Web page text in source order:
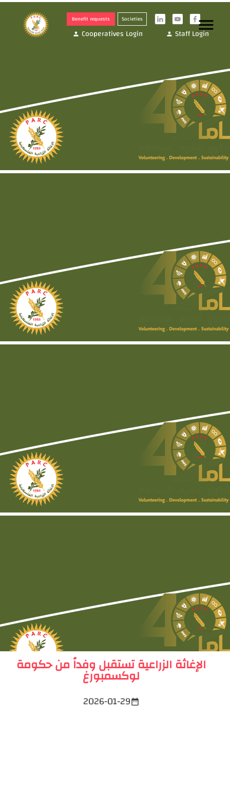
Benefit requests Societies i y f
person Cooperatives Login person Staff Login
menu
الإغاثة الزراعية تستقبل وفداً من حكومة
لوكسمبورغ
2026-01-29date_range